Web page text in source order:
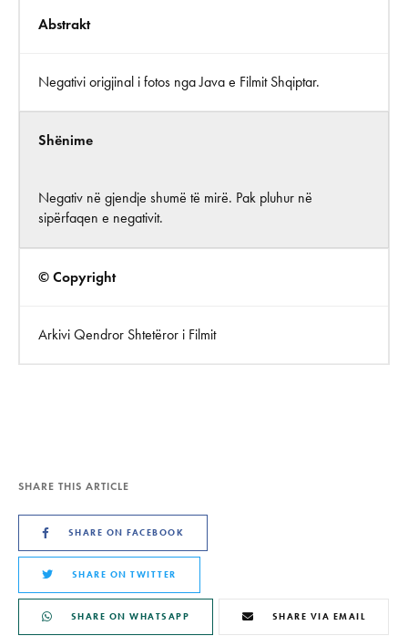
Abstrakt
Negativi origjinal i fotos nga Java e Filmit Shqiptar.
Shënime
Negativ në gjendje shumë të mirë. Pak pluhur në
sipërfaqen e negativit.
© Copyright
Arkivi Qendror Shtetëror i Filmit
SHARE THIS ARTICLE
SHARE ON FACEBOOK
SHARE ON TWITTER
SHARE ON WHATSAPP SHARE VIA EMAIL